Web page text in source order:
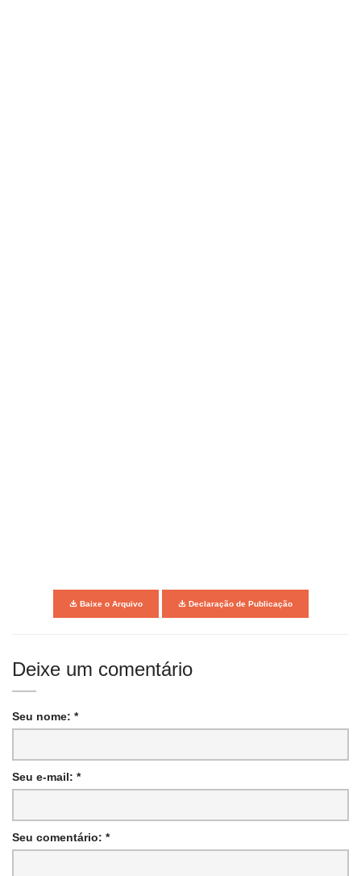
Baixe o Arquivo Declaração de Publicação
Deixe um comentário
Seu nome: *
Seu e-mail: *
Seu comentário: *